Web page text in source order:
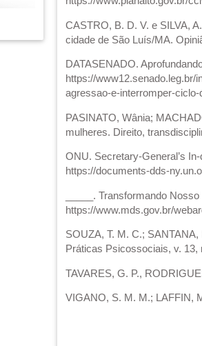
CASTRO, B. D. V. e SILVA,
cidade de São Luís/MA.
DATASENADO.
https://www12.senado.leg.br/
agressao-e-interromper-
PASINATO, Wânia;
mulheres. Direito,
ONU. Secretary-General’s
https://documents-dds-
_____. Transformando
https://www.mds.gov.br/
SOUZA, T. M. C.;
Práticas Psicossociais, v. 13,
TAVARES, G. P.,
VIGANO, S. M. M.; LAFFIN,